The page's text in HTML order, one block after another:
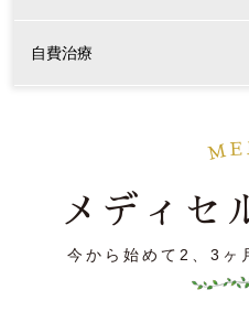
自費治療
ME
メディセ
今から始めて2、3ヶ